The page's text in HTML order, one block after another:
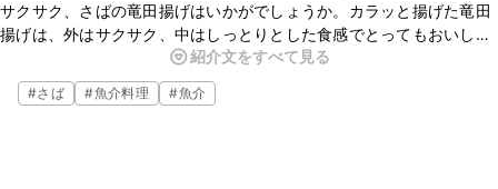
サクサク、さばの竜田揚げはいかがでしょうか。カラッと揚げた竜田
揚げは、外はサクサク、中はしっとりとした食感でとってもおいしい
ですよ。ごはんのおかずにはもちろん、お酒のおつまみとしてもおす
すめです。ぜひお試しくださいね。
紹介文をすべて見る
#さば #魚介料理 #魚介